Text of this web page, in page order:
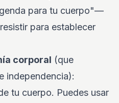
para tu cuerpo"—
para establecer
corporal (que
independencia):
tu cuerpo. Puedes usar